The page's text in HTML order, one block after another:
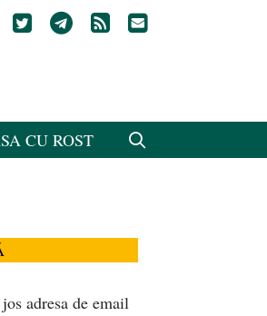
CU ROST
adresa de email